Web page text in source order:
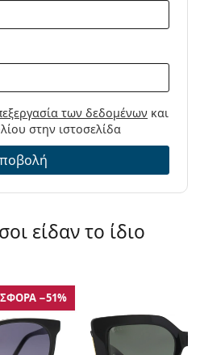
των δεδομένων και
στην ιστοσελίδα
είδαν το ίδιο
−51%